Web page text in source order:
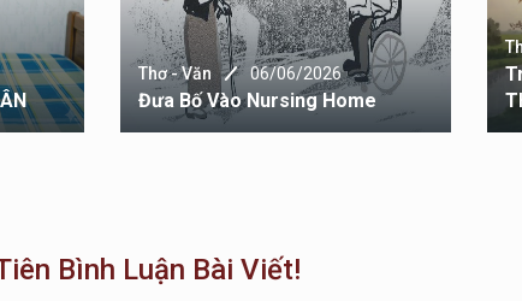
Thơ - Văn 06/06/2026
Đưa Bố Vào Nursing Home
Bình Luận Bài Viết!